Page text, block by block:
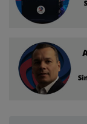
Ventas
Contacto
Reportero
Ciudadano